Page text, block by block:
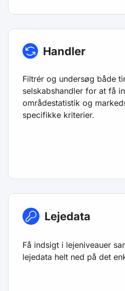
Handler
Filtrér og undersøg både
selskabshandler for at få
områdestatistik og
specifikke kriterier.
Lejedata
Få indsigt i lejeniveauer
lejedata helt ned på det